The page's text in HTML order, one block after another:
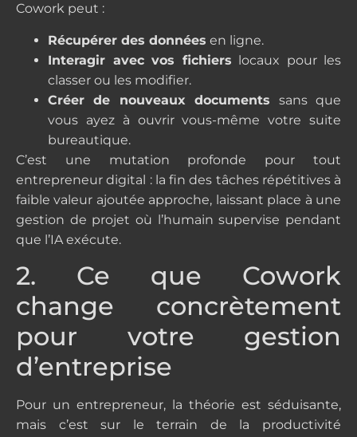
Cowork peut :
Récupérer des données en ligne.
Interagir avec vos fichiers locaux pour les
classer ou les modifier.
Créer de nouveaux documents sans que
vous ayez à ouvrir vous-même votre suite
bureautique.
C’est une mutation profonde pour tout
entrepreneur digital : la fin des tâches répétitives à
faible valeur ajoutée approche, laissant place à une
gestion de projet où l’humain supervise pendant
que l’IA exécute.
2. Ce que Cowork
change concrètement
pour votre gestion
d’entreprise
Pour un entrepreneur, la théorie est séduisante,
mais c’est sur le terrain de la productivité